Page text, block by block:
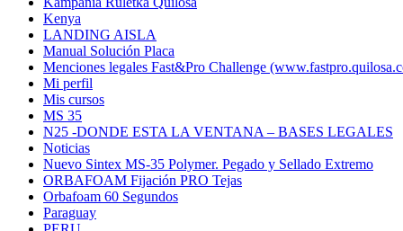
Kenya
LANDING AISLA
Manual Solución Placa
Menciones legales Fast&Pro Challenge
Mi perfil
Mis cursos
MS 35
N25 -DONDE ESTA LA VENTANA – BASES LEGALES
Noticias
Nuevo Sintex MS-35 Polymer. Pegado y Sellado Extremo
ORBAFOAM Fijación PRO Tejas
Orbafoam 60 Segundos
Paraguay